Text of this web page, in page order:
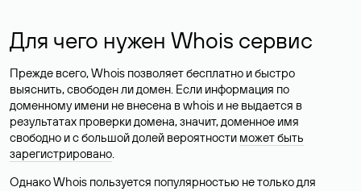
Для чего нужен Whois сервис
Прежде всего, Whois позволяет бесплатно и быстро
выяснить, свободен ли домен. Если информация по
доменному имени не внесена в whois и не выдается в
результатах проверки домена, значит, доменное имя
свободно и с большой долей вероятности может быть
зарегистрировано.
Однако Whois пользуется популярностью не только для